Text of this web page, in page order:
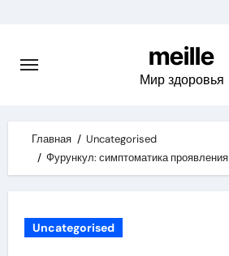
content
meille
Мир здоровья
Главная
Uncategorised
Фурункул: симптоматика проявления
Uncategorised